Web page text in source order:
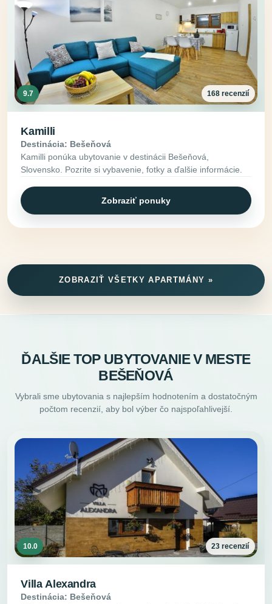
9.7 168 recenzií
Kamilli
Destinácia: Bešeňová
Kamilli ponúka ubytovanie v destinácii Bešeňová,
Slovensko. Pozrite si vybavenie, fotky a ďalšie informácie.
Zobraziť ponuky
ZOBRAZIŤ VŠETKY APARTMÁNY »
ĎALŠIE TOP UBYTOVANIE V MESTE
BEŠEŇOVÁ
Vybrali sme ubytovania s najlepším hodnotením a dostatočným
počtom recenzií, aby bol výber čo najspoľahlivejší.
10.0 23 recenzií
Villa Alexandra
Destinácia: Bešeňová